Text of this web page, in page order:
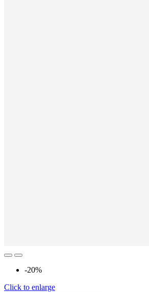
-20%
Click to enlarge